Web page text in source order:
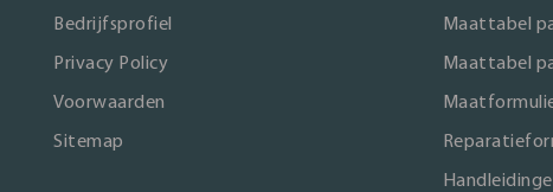
Bedrijfsprofiel
Privacy Policy
Voorwaarden
Sitemap
Maattabel
Maattabel